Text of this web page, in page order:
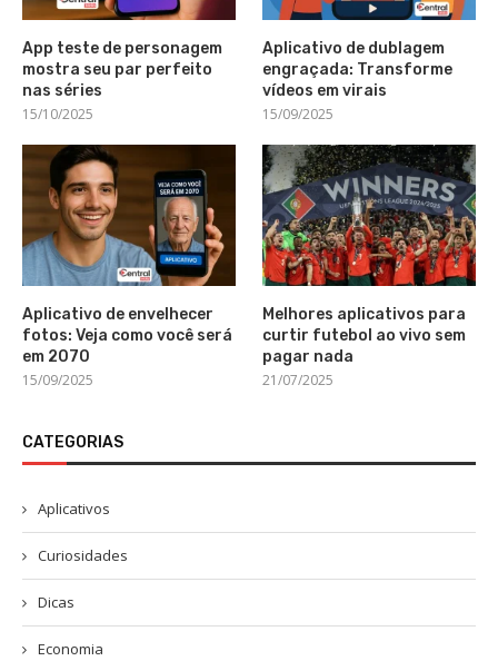
App teste de personagem
mostra seu par perfeito
nas séries
15/10/2025
Aplicativo de dublagem
engraçada: Transforme
vídeos em virais
15/09/2025
Aplicativo de envelhecer
fotos: Veja como você será
em 2070
15/09/2025
Melhores aplicativos para
curtir futebol ao vivo sem
pagar nada
21/07/2025
CATEGORIAS
Aplicativos
Curiosidades
Dicas
Economia